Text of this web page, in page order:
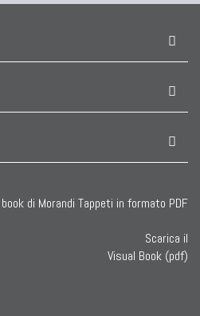
Scarica il
Visual Book (pdf)